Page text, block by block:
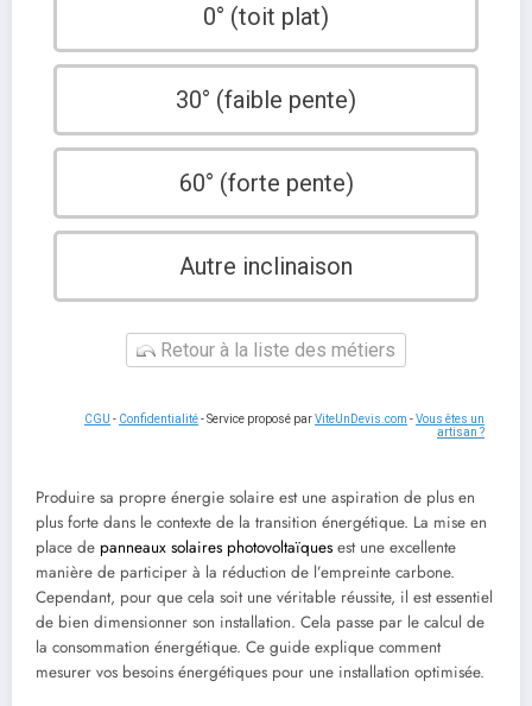
0° (toit plat)
30° (faible pente)
60° (forte pente)
Autre inclinaison
Retour à la liste des métiers
CGU - Confidentialité- Service proposé parViteUnDevis.com -Vous êtes un
artisan ?
Produire sa propre énergie solaire est une aspiration de plus en
plus forte dans le contexte de la transition énergétique. La mise en
place de panneaux solaires photovoltaïques est une excellente
manière de participer à la réduction de l’empreinte carbone.
Cependant, pour que cela soit une véritable réussite, il est essentiel
de bien dimensionner son installation. Cela passe par le calcul de
la consommation énergétique. Ce guide explique comment
mesurer vos besoins énergétiques pour une installation optimisée.